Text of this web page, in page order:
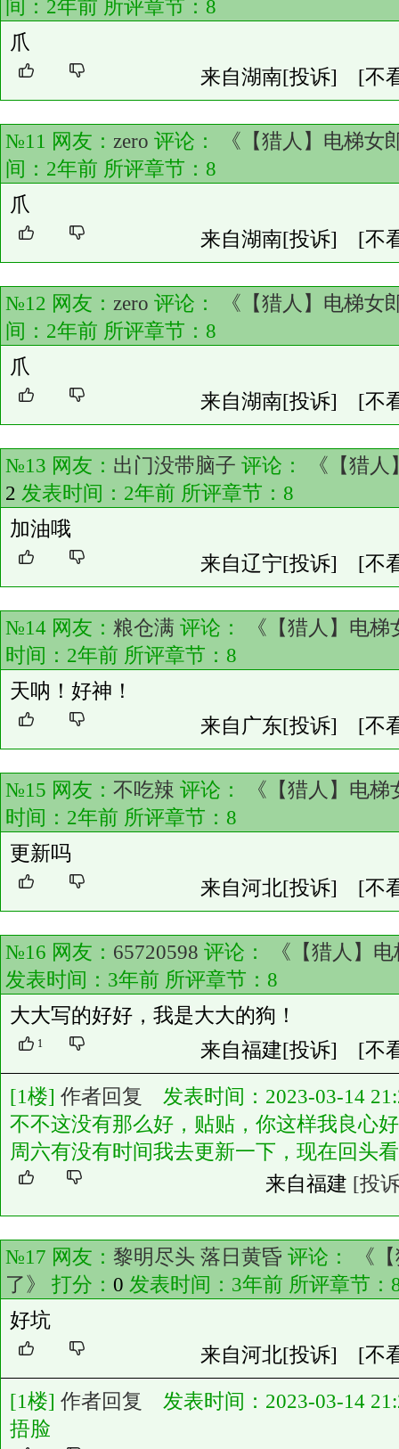
间：2年前 所评章节： 8
爪
来自湖南[投诉] [不
№11 网友： zero 评论：
《【猎人】电梯女
间：2年前 所评章节： 8
爪
来自湖南[投诉] [不
№12 网友： zero 评论：
《【猎人】电梯女
间：2年前 所评章节： 8
爪
来自湖南[投诉] [不
№13 网友： 出门没带脑子 评论：
《【猎
2 发表时间：2年前 所评章节： 8
加油哦
来自辽宁[投诉] [不
№14 网友： 粮仓满 评论：
《【猎人】电
时间：2年前 所评章节： 8
天呐！好神！
来自广东[投诉] [不
№15 网友： 不吃辣 评论：
《【猎人】电
时间：2年前 所评章节： 8
更新吗
来自河北[投诉] [不
№16 网友： 65720598 评论：
《【猎人】
发表时间：3年前 所评章节： 8
大大写的好好，我是大大的狗！
1 来自福建[投诉] [不
[1楼] 作者回复
发表时间：2023-03-14
不不这没有那么好，贴贴，你这样我良心
周六有没有时间我去更新一下，现在回头
来自福建 [投
№17 网友： 黎明尽头 落日黄昏 评论：
《
了》
打分： 0 发表时间：3年前 所评章节：
好坑
来自河北[投诉] [不
[1楼] 作者回复
发表时间：2023-03-14
捂脸